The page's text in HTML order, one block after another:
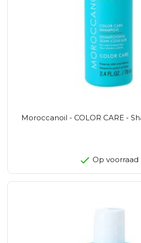
Moroccanoil - COLOR CARE -
Op voorraad